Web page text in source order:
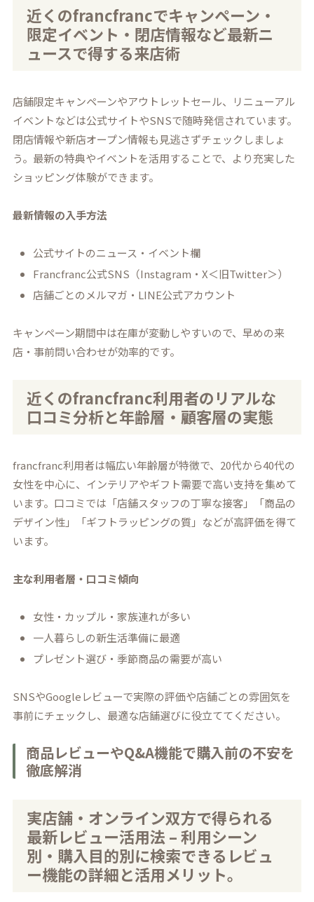
近くのfrancfrancでキャンペーン・
限定イベント・閉店情報など最新ニ
ュースで得する来店術
店舗限定キャンペーンやアウトレットセール、リニューアル
イベントなどは公式サイトやSNSで随時発信されています。
閉店情報や新店オープン情報も見逃さずチェックしましょ
う。最新の特典やイベントを活用することで、より充実した
ショッピング体験ができます。
最新情報の入手方法
公式サイトのニュース・イベント欄
Francfranc公式SNS（Instagram・X＜旧Twitter＞）
店舗ごとのメルマガ・LINE公式アカウント
キャンペーン期間中は在庫が変動しやすいので、早めの来
店・事前問い合わせが効率的です。
近くのfrancfranc利用者のリアルな
口コミ分析と年齢層・顧客層の実態
francfranc利用者は幅広い年齢層が特徴で、20代から40代の
女性を中心に、インテリアやギフト需要で高い支持を集めて
います。口コミでは「店舗スタッフの丁寧な接客」「商品の
デザイン性」「ギフトラッピングの質」などが高評価を得て
います。
主な利用者層・口コミ傾向
女性・カップル・家族連れが多い
一人暮らしの新生活準備に最適
プレゼント選び・季節商品の需要が高い
SNSやGoogleレビューで実際の評価や店舗ごとの雰囲気を
事前にチェックし、最適な店舗選びに役立ててください。
商品レビューやQ&A機能で購入前の不安を
徹底解消
実店舗・オンライン双方で得られる
最新レビュー活用法 – 利用シーン
別・購入目的別に検索できるレビュ
ー機能の詳細と活用メリット。